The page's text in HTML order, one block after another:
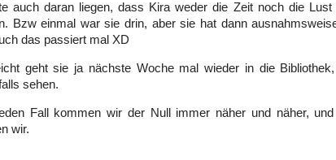
auch daran liegen, dass Kira weder die Zeit noch die
Bzw einmal war sie drin, aber sie hat dann
das passiert mal XD
geht sie ja nächste Woche mal wieder in die
sehen.
Fall kommen wir der Null immer näher und näher,
wir.